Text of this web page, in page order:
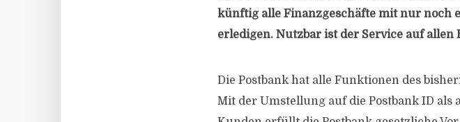
künftig alle Finanzgeschäfte mit nur noch
erledigen. Nutzbar ist der Service auf allen
Die Postbank hat alle Funktionen des
Mit der Umstellung auf die Postbank ID